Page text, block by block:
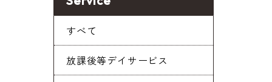
すべて
放課後等デイサービス